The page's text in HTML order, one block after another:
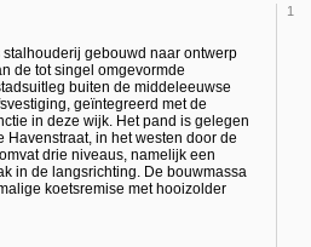
gebouwd naar ontwerp
de tot singel omgevormde
buiten de middeleeuwse
geïntegreerd met de
in deze wijk. Het pand is gelegen
in het westen door de
drie niveaus, namelijk een
in de langsrichting. De bouwmassa
koetsremise met hooizolder
1